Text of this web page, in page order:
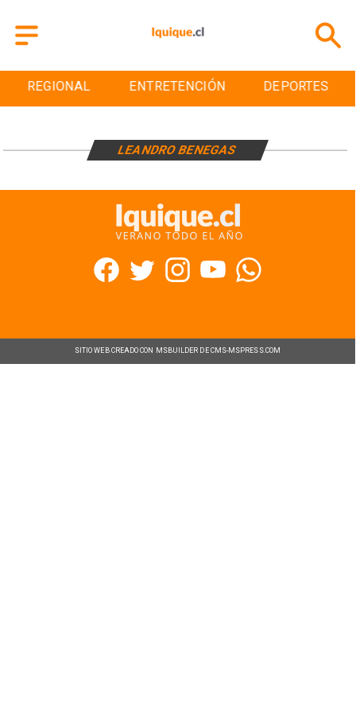
REGIONAL ENTRETENCIÓN DEPORTES
LEANDRO BENEGAS
SITIO WEB CREADO CON MSBUILDER DE CMS-MSPRESS.COM